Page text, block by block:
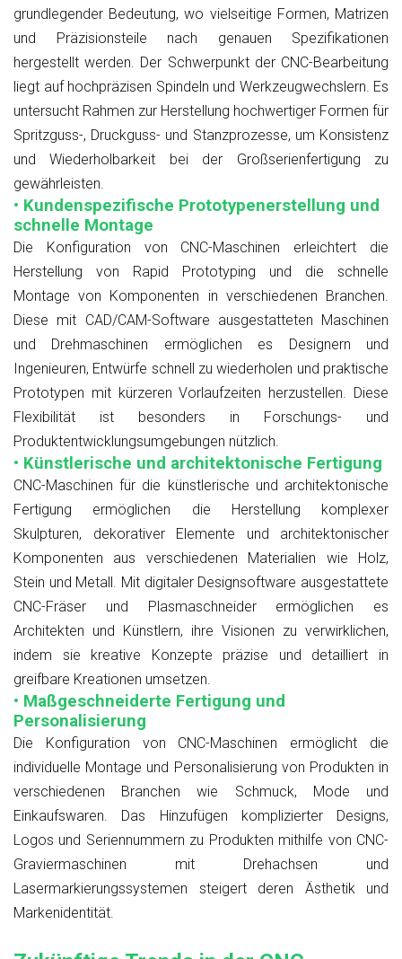
grundlegender Bedeutung, wo vielseitige Formen, Matrizen
und Präzisionsteile nach genauen Spezifikationen
hergestellt werden. Der Schwerpunkt der CNC-Bearbeitung
liegt auf hochpräzisen Spindeln und Werkzeugwechslern. Es
untersucht Rahmen zur Herstellung hochwertiger Formen für
Spritzguss-, Druckguss- und Stanzprozesse, um Konsistenz
und Wiederholbarkeit bei der Großserienfertigung zu
gewährleisten.
• Kundenspezifische Prototypenerstellung und
schnelle Montage
Die Konfiguration von CNC-Maschinen erleichtert die
Herstellung von Rapid Prototyping und die schnelle
Montage von Komponenten in verschiedenen Branchen.
Diese mit CAD/CAM-Software ausgestatteten Maschinen
und Drehmaschinen ermöglichen es Designern und
Ingenieuren, Entwürfe schnell zu wiederholen und praktische
Prototypen mit kürzeren Vorlaufzeiten herzustellen. Diese
Flexibilität ist besonders in Forschungs- und
Produktentwicklungsumgebungen nützlich.
• Künstlerische und architektonische Fertigung
CNC-Maschinen für die künstlerische und architektonische
Fertigung ermöglichen die Herstellung komplexer
Skulpturen, dekorativer Elemente und architektonischer
Komponenten aus verschiedenen Materialien wie Holz,
Stein und Metall. Mit digitaler Designsoftware ausgestattete
CNC-Fräser und Plasmaschneider ermöglichen es
Architekten und Künstlern, ihre Visionen zu verwirklichen,
indem sie kreative Konzepte präzise und detailliert in
greifbare Kreationen umsetzen.
• Maßgeschneiderte Fertigung und
Personalisierung
Die Konfiguration von CNC-Maschinen ermöglicht die
individuelle Montage und Personalisierung von Produkten in
verschiedenen Branchen wie Schmuck, Mode und
Einkaufswaren. Das Hinzufügen komplizierter Designs,
Logos und Seriennummern zu Produkten mithilfe von CNC-
Graviermaschinen mit Drehachsen und
Lasermarkierungssystemen steigert deren Ästhetik und
Markenidentität.